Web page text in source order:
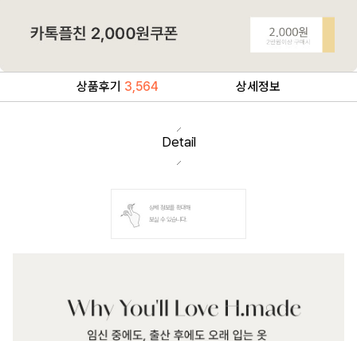
상품후기 3,564 상세정보
Detail
상세 정보를 확대해
보실 수 있습니다.